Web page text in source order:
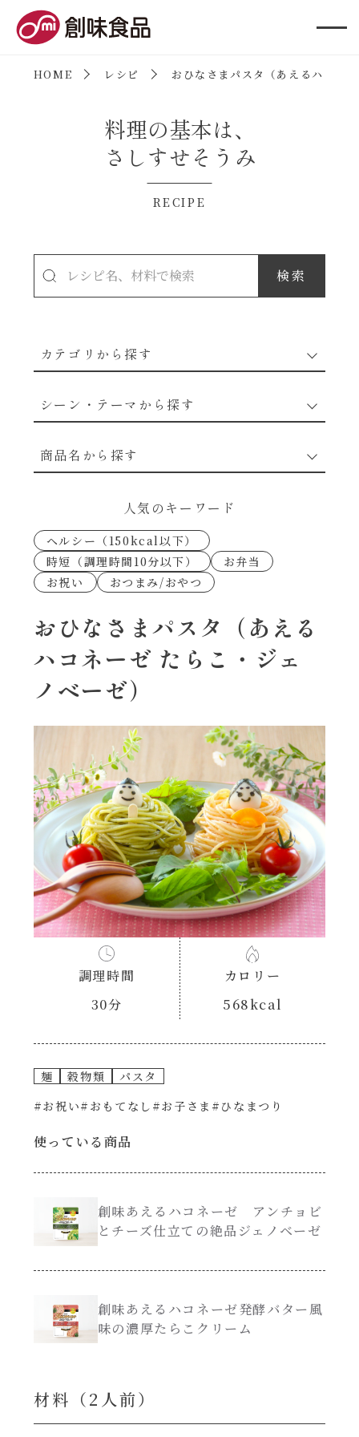
HOME レシピ おひなさまパスタ（あえるハコネ
料理の基本は、
さしすせそうみ
RECIPE
カテゴリから探す
穀物類のレシピ
シーン・テーマから探す
なんでも南蛮
考えるな、二代目で炒めろ！～○○の炒め物
朝シャン（ごはん派）
朝シャン（パン派）
ヘルシー（150kcal以下）
時短（調理時間10分以下）
お弁当
お祝い
おつまみ/おやつ
ごはんもの
スープ
本気中華
鍋
シャンタン粉末（シャンタンチーズニングを
含む）
商品名から探す
あえるハコネーゼトマトバジル
あえるハコネーゼ高菜
あえるハコネーゼミートソース
あえるハコネーゼ明太子
あえるハコネーゼナポリタン
あえるハコネーゼジェノベーゼ
あえるハコネーゼペペロンチーノ
あえるハコネーゼたらこクリーム
シャンタンシリーズ
シャンタン粉末
創味のつゆ
創味のつゆ減塩
白だし
カレーだし
すき焼のたれ
焼肉のたれ 初代
人気のキーワード
ヘルシー（150kcal以下）
時短（調理時間10分以下）
お弁当
お祝い
おつまみ/おやつ
おひなさまパスタ（あえる
ハコネーゼ たらこ・ジェ
ノベーゼ）
調理時間
30分
カロリー
568kcal
麺 穀物類
パスタ
#お祝い#おもてなし #お子さま #ひなまつり
使っている商品
創味あえるハコネーゼ アンチョビ
とチーズ仕立ての絶品ジェノベーゼ
創味あえるハコネーゼ発酵バター風
味の濃厚たらこクリーム
材料（2⼈前）